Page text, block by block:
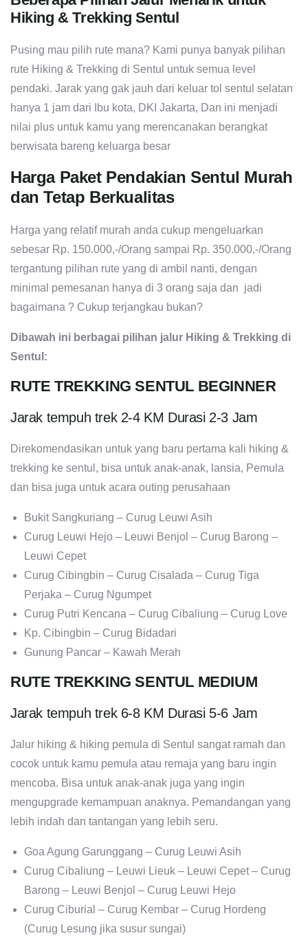
Hiking & Trekking Sentul
Pusing mau pilih rute mana? Kami punya banyak pilihan
rute Hiking & Trekking di Sentul untuk semua level
pendaki. Jarak yang gak jauh dari keluar tol sentul selatan
hanya 1 jam dari Ibu kota, DKI Jakarta, Dan ini menjadi
nilai plus untuk kamu yang merencanakan berangkat
berwisata bareng keluarga besar
Harga Paket Pendakian Sentul Murah
dan Tetap Berkualitas
Harga yang relatif murah anda cukup mengeluarkan
sebesar Rp. 150.000,-/Orang sampai Rp. 350.000,-/Orang
tergantung pilihan rute yang di ambil nanti, dengan
minimal pemesanan hanya di 3 orang saja dan jadi
bagaimana ? Cukup terjangkau bukan?
Dibawah ini berbagai pilihan jalur Hiking & Trekking di
Sentul:
RUTE TREKKING SENTUL BEGINNER
Jarak tempuh trek 2-4 KM Durasi 2-3 Jam
Direkomendasikan untuk yang baru pertama kali hiking &
trekking ke sentul, bisa untuk anak-anak, lansia, Pemula
dan bisa juga untuk acara outing perusahaan
Bukit Sangkuriang – Curug Leuwi Asih
Curug Leuwi Hejo – Leuwi Benjol – Curug Barong –
Leuwi Cepet
Curug Cibingbin – Curug Cisalada – Curug Tiga
Perjaka – Curug Ngumpet
Curug Putri Kencana – Curug Cibaliung – Curug Love
Kp. Cibingbin – Curug Bidadari
Gunung Pancar – Kawah Merah
RUTE TREKKING SENTUL MEDIUM
Jarak tempuh trek 6-8 KM Durasi 5-6 Jam
Jalur hiking & hiking pemula di Sentul sangat ramah dan
cocok untuk kamu pemula atau remaja yang baru ingin
mencoba. Bisa untuk anak-anak juga yang ingin
mengupgrade kemampuan anaknya. Pemandangan yang
lebih indah dan tantangan yang lebih seru.
Goa Agung Garunggang – Curug Leuwi Asih
Curug Cibaliung – Leuwi Lieuk – Leuwi Cepet – Curug
Barong – Leuwi Benjol – Curug Leuwi Hejo
Curug Ciburial – Curug Kembar – Curug Hordeng
(Curug Lesung jika susur sungai)